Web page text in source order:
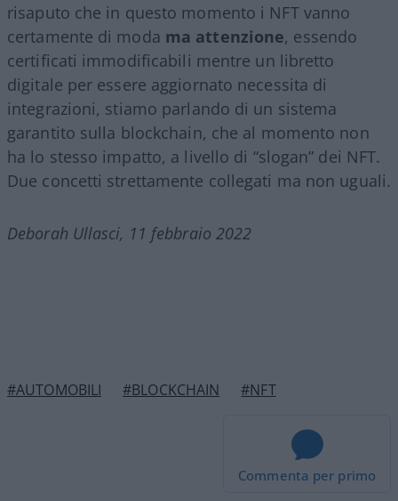
risaputo che in questo momento i NFT vanno
certamente di moda ma attenzione, essendo
certificati immodificabili mentre un libretto
digitale per essere aggiornato necessita di
integrazioni, stiamo parlando di un sistema
garantito sulla blockchain, che al momento non
ha lo stesso impatto, a livello di “slogan” dei NFT.
Due concetti strettamente collegati ma non uguali.
Deborah Ullasci, 11 febbraio 2022
#AUTOMOBILI #BLOCKCHAIN #NFT
Commenta per primo